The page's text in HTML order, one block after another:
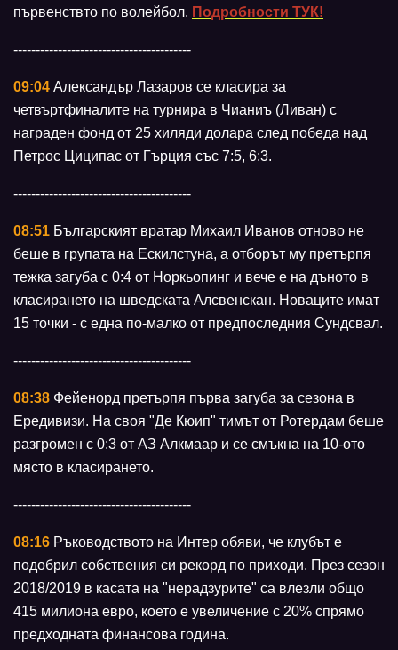
първенствто по волейбол. Подробности ТУК!
----------------------------------------
09:04 Александър Лазаров се класира за
четвъртфиналите на турнира в Чианиъ (Ливан) с
награден фонд от 25 хиляди долара след победа над
Петрос Циципас от Гърция със 7:5, 6:3.
----------------------------------------
08:51 Българският вратар Михаил Иванов отново не
беше в групата на Ескилстуна, а отборът му претърпя
тежка загуба с 0:4 от Норкьопинг и вече е на дъното в
класирането на шведската Алсвенскан. Новаците имат
15 точки - с една по-малко от предпоследния Сундсвал.
----------------------------------------
08:38 Фейенорд претърпя първа загуба за сезона в
Ередивизи. На своя "Де Кюип" тимът от Ротердам беше
разгромен с 0:3 от АЗ Алкмаар и се смъкна на 10-ото
място в класирането.
----------------------------------------
08:16 Ръководството на Интер обяви, че клубът е
подобрил собствения си рекорд по приходи. През сезон
2018/2019 в касата на "нерадзурите" са влезли общо
415 милиона евро, което е увеличение с 20% спрямо
предходната финансова година.